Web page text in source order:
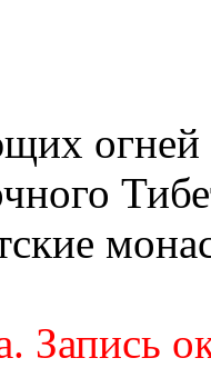
Запись